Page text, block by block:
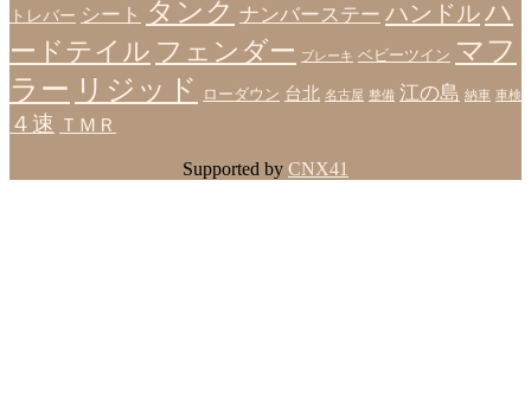
トレバー シート タンク ナンバーステー ハンドルハ
ードテイル フェンダー ブレーキ ベビーツイン マフ
ラー リジッド ローダウン 台北 名古屋 整備 江の島 納車 車検
４速 ＴＭＲ
Supported by CNX41